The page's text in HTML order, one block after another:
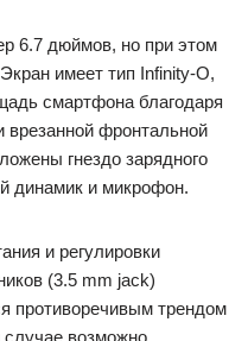
6.7 дюймов, но при этом
имеет тип Infinity-O,
смартфона благодаря
врезанной фронтальной
гнездо зарядного
динамик и микрофон.
и регулировки
(3.5 mm jack)
противоречивым трендом